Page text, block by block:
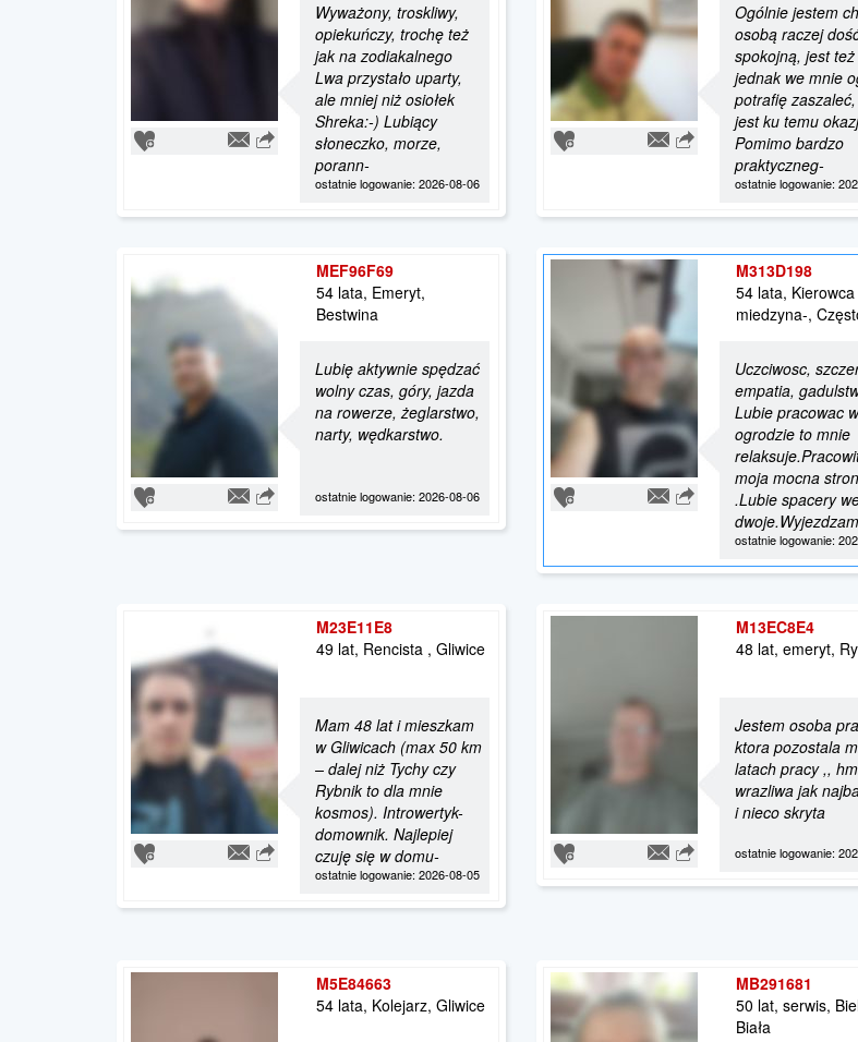
Wyważony, troskliwy,
opiekuńczy, trochę też
jak na zodiakalnego
Lwa przystało uparty,
ale mniej niż osiołek
Shreka:-) Lubiący
słoneczko, morze,
porann-
ostatnie logowanie: 2026-08-06
Ogólnie jestem
osobą raczej
spokojną, jest też
jednak we mnie
potrafię
jest ku temu
Pomimo bardzo
praktyczneg-
ostatnie logowanie:
MEF96F69
54 lata, Emeryt,
Bestwina
Lubię aktywnie spędzać
wolny czas, góry, jazda
na rowerze, żeglarstwo,
narty, wędkarstwo.
ostatnie logowanie: 2026-08-06
M313D198
54 lata, Kierowca
miedzyna-,
Uczciwosc,
empatia,
Lubie pracowac w
ogrodzie to mnie
moja mocna
.Lubie spacery
ostatnie logowanie:
M23E11E8
49 lat, Rencista , Gliwice
Mam 48 lat i mieszkam
w Gliwicach (max 50 km
– dalej niż Tychy czy
Rybnik to dla mnie
kosmos). Introwertyk-
domownik. Najlepiej
czuję się w domu-
ostatnie logowanie: 2026-08-05
M13EC8E4
48 lat, emeryt,
Jestem osoba
ktora pozostala
latach pracy ,,
wrazliwa jak
i nieco skryta
ostatnie logowanie:
M5E84663
54 lata, Kolejarz, Gliwice
MB291681
50 lat, serwis,
Biała